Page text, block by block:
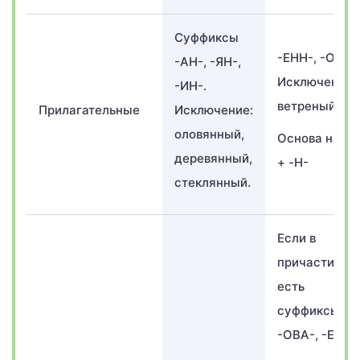
Прилагательные
Суффиксы
-АН-, -ЯН-,
-ИН-.
Исключение:
оловянный,
деревянный,
стеклянный.
-ЕНН-, -ОНН-
Исключение:
ветреный
Основа на Н-
+ -Н-
Если в
причастии
есть
суффиксы
-ОВА-, -ЕВА-.